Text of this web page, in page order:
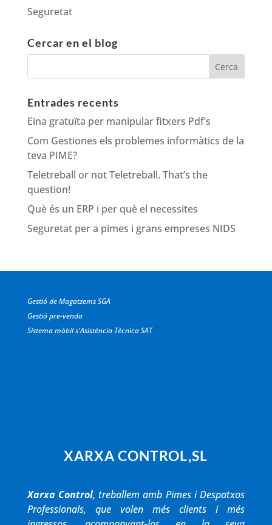
Seguretat
Cercar en el blog
Entrades recents
Eina gratuïta per manipular fitxers Pdf’s
Com Gestiones els problemes informàtics de la
teva PIME?
Teletreball or not Teletreball. That’s the
question!
Què és un ERP i per què el necessites
Seguretat per a pimes i grans empreses NIDS
Gestió de Magatzems SGA
Gestió pre-venda
Sistema mòbil s'Asistència Tècnica SAT
XARXA CONTROL,SL
Xarxa Control, treballem amb Pimes i Despatxos
Professionals, que volen més clients i més